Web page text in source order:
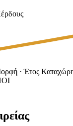
· Έτος